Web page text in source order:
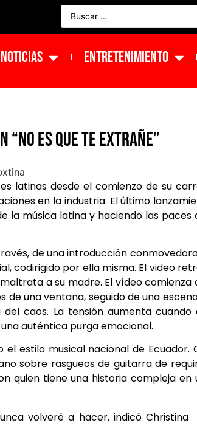
NOTICIAS ENTRETENIMIENTO
Es Que Te Extrañe”
latinas desde el comienzo de su
en la industria. El último
la música latina y haciendo las paces
de una introducción
codirigido por ella misma. El video
a su madre. El vídeo comienza
una ventana, seguido de una
caos. La tensión aumenta cuando
auténtica purga emocional.
estilo musical nacional de Ecuador.
sobre rasgueos de guitarra de
quien tiene una historia compleja en
volveré a hacer, indicó Christina